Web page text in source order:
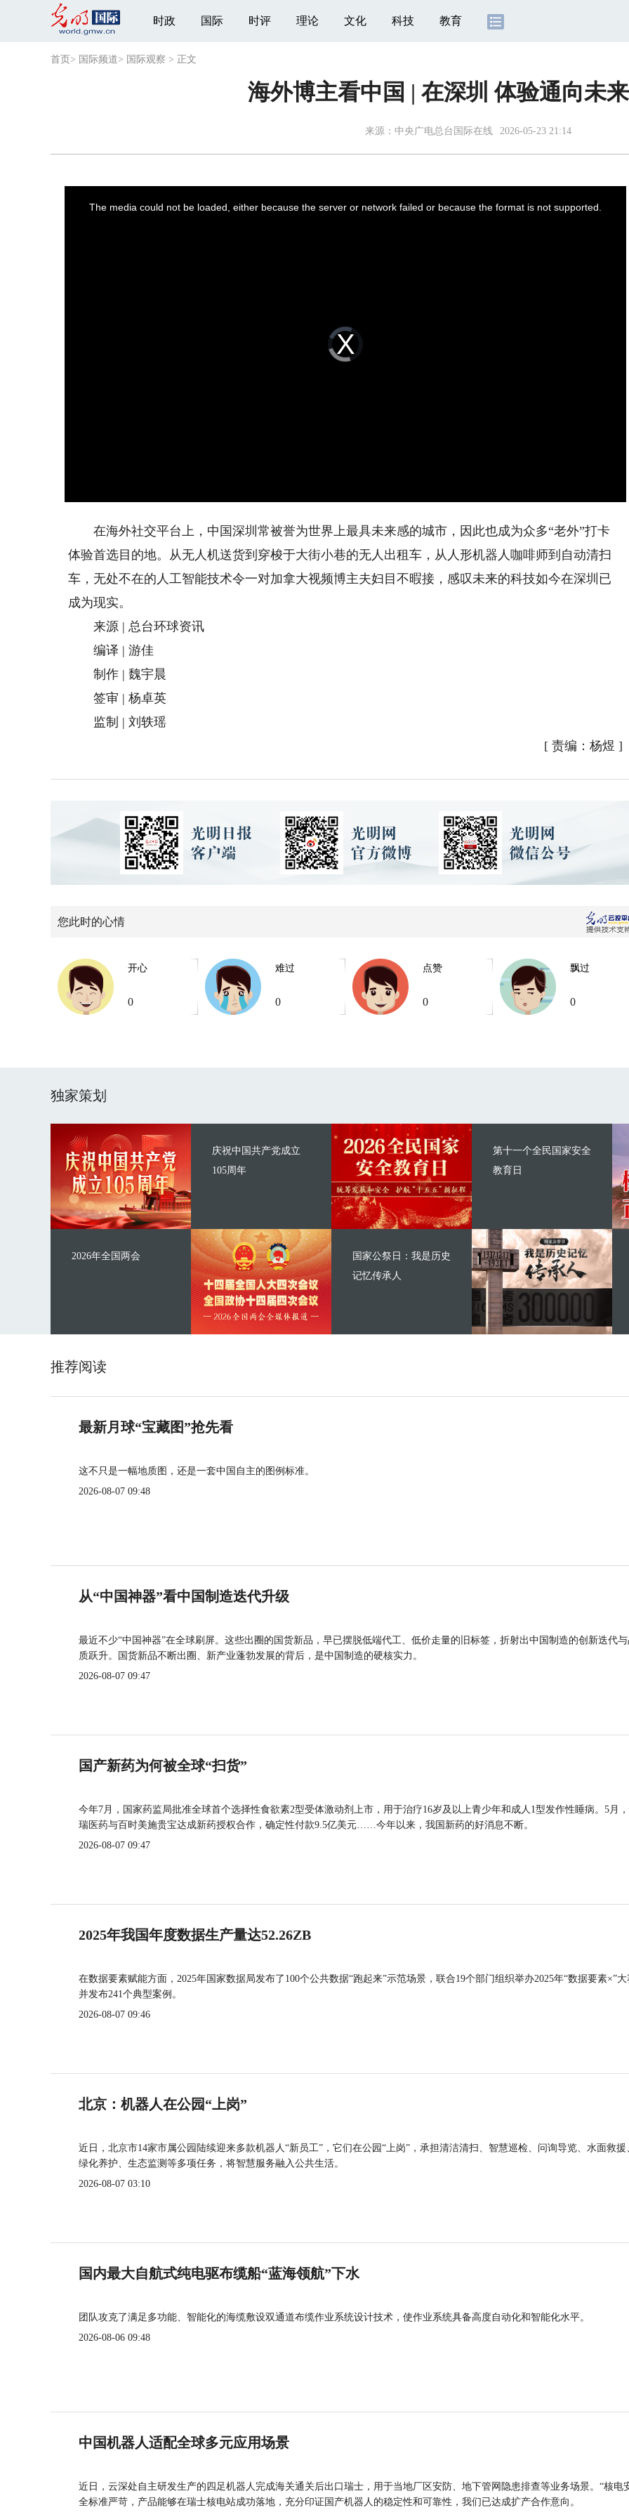
时政 国际 时评 理论 文化 科技 教育
首页 > 国际频道> 国际观察 > 正文
海外博主看中国 | 在深圳 体验通向未
来源： 中央广电总台国际在线 2026-05-23 21:14
Video
Player
is
loading.
The media could not be loaded, either because the server or network failed or because the format is not supported.
在海外社交平台上，中国深圳常被誉为世界上最具未来感的城市，因此也成为众多“老外”打卡
体验首选目的地。从无人机送货到穿梭于大街小巷的无人出租车，从人形机器人咖啡师到自动清扫
车，无处不在的人工智能技术令一对加拿大视频博主夫妇目不暇接，感叹未来的科技如今在深圳已
成为现实。
来源 | 总台环球资讯
编译 | 游佳
制作 | 魏宇晨
签审 | 杨卓英
监制 | 刘轶瑶
[ 责编：杨煜 ]
您此时的心情
开心
0
难过
0
点赞
0
飘过
0
独家策划
庆祝中国共产党成立
105周年
2026年全国两会
第十一个全民国家安全
教育日
国家公祭日：我是历史
记忆传承人
推荐阅读
最新月球“宝藏图”抢先看
这不只是一幅地质图，还是一套中国自主的图例标准。
2026-08-07 09:48
从“中国神器”看中国制造迭代升级
最近不少“中国神器”在全球刷屏。这些出圈的国货新品，早已摆脱低端代工、低价走量的旧标签，折射出中国制造的创新迭代
质跃升。国货新品不断出圈、新产业蓬勃发展的背后，是中国制造的硬核实力。
2026-08-07 09:47
国产新药为何被全球“扫货”
今年7月，国家药监局批准全球首个选择性食欲素2型受体激动剂上市，用于治疗16岁及以上青少年和成人1型发作性睡病。5月
瑞医药与百时美施贵宝达成新药授权合作，确定性付款9.5亿美元……今年以来，我国新药的好消息不断。
2026-08-07 09:47
2025年我国年度数据生产量达52.26ZB
在数据要素赋能方面，2025年国家数据局发布了100个公共数据“跑起来”示范场景，联合19个部门组织举办2025年“数据要素×”大
并发布241个典型案例。
2026-08-07 09:46
北京：机器人在公园“上岗”
近日，北京市14家市属公园陆续迎来多款机器人“新员工”，它们在公园“上岗”，承担清洁清扫、智慧巡检、问询导览、水面救援
绿化养护、生态监测等多项任务，将智慧服务融入公共生活。
2026-08-07 03:10
国内最大自航式纯电驱布缆船“蓝海领航”下水
团队攻克了满足多功能、智能化的海缆敷设双通道布缆作业系统设计技术，使作业系统具备高度自动化和智能化水平。
2026-08-06 09:48
中国机器人适配全球多元应用场景
近日，云深处自主研发生产的四足机器人完成海关通关后出口瑞士，用于当地厂区安防、地下管网隐患排查等业务场景。“核电
全标准严苛，产品能够在瑞士核电站成功落地，充分印证国产机器人的稳定性和可靠性，我们已达成扩产合作意向。